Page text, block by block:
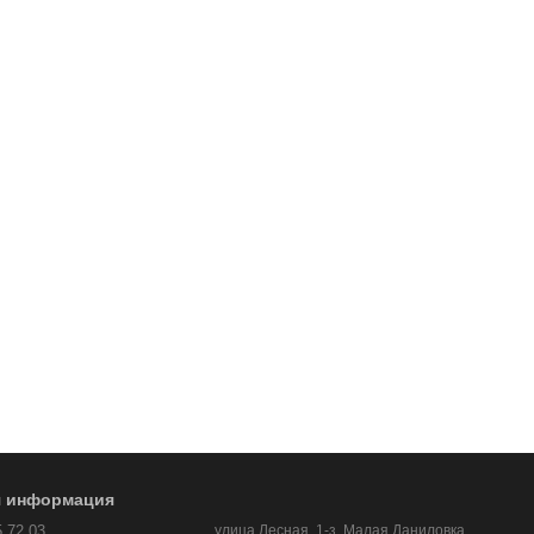
информация
улица Лесная, 1-з, Малая Даниловка,